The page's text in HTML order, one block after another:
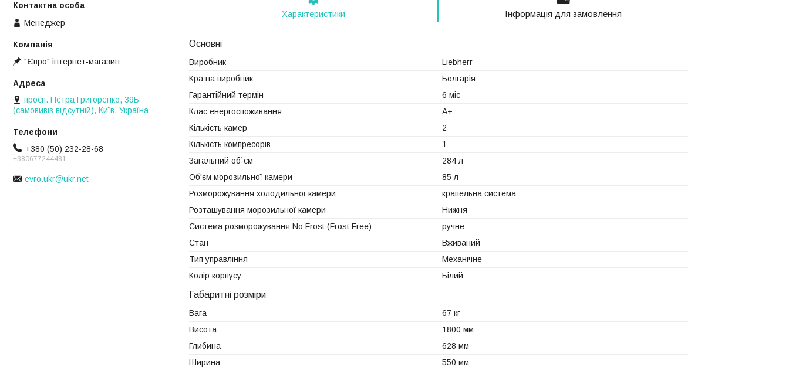
Характеристики Інформація для замовлення
Основні
Виробник
Liebherr
Країна виробник
Болгарія
Гарантійний термін
6 міс
Клас енергоспоживання
A+
Кількість камер
2
Кількість компресорів
1
Загальний об`єм
284 л
Об'єм морозильної камери
85 л
Розморожування холодильної камери
крапельна система
Розташування морозильної камери
Нижня
Система розморожування No Frost (Frost Free)
ручне
Стан
Вживаний
Тип управління
Механічне
Колір корпусу
Білий
Габаритні розміри
Вага
67 кг
Висота
1800 мм
Глибина
628 мм
Ширина
550 мм
Менеджер
"Євро" інтернет-магазин
просп. Петра Григоренко, 39Б
(самовивіз відсутній), Київ, Україна
+380 (50) 232-28-68
+380677244481
evro.ukr@ukr.net